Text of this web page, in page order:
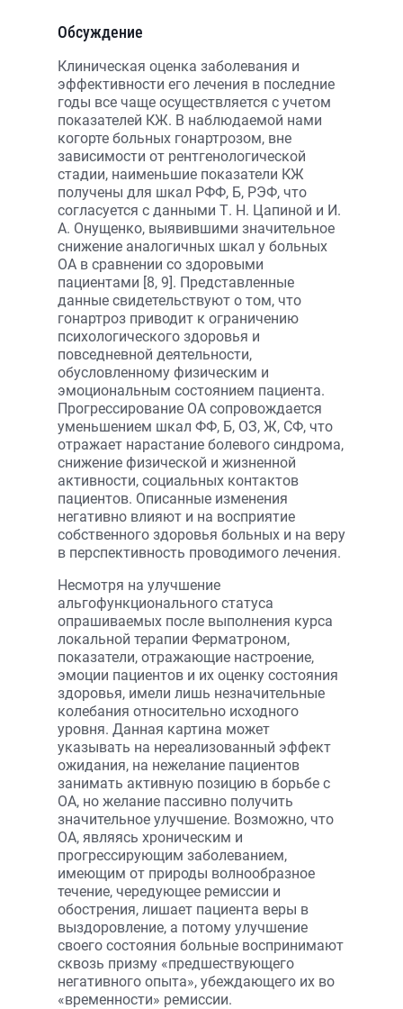
Обсуждение
Клиническая оценка заболевания и
эффективности его лечения в последние
годы все чаще осуществляется с учетом
показателей КЖ. В наблюдаемой нами
когорте больных гонартрозом, вне
зависимости от рентгенологической
стадии, наименьшие показатели КЖ
получены для шкал РФФ, Б, РЭФ, что
согласуется с данными Т. Н. Цапиной и И.
А. Онущенко, выявившими значительное
снижение аналогичных шкал у больных
ОА в сравнении со здоровыми
пациентами [8, 9]. Представленные
данные свидетельствуют о том, что
гонартроз приводит к ограничению
психологического здоровья и
повседневной деятельности,
обусловленному физическим и
эмоциональным состоянием пациента.
Прогрессирование ОА сопровождается
уменьшением шкал ФФ, Б, ОЗ, Ж, СФ, что
отражает нарастание болевого синдрома,
снижение физической и жизненной
активности, социальных контактов
пациентов. Описанные изменения
негативно влияют и на восприятие
собственного здоровья больных и на веру
в перспективность проводимого лечения.
Несмотря на улучшение
альгофункционального статуса
опрашиваемых после выполнения курса
локальной терапии Ферматроном,
показатели, отражающие настроение,
эмоции пациентов и их оценку состояния
здоровья, имели лишь незначительные
колебания относительно исходного
уровня. Данная картина может
указывать на нереализованный эффект
ожидания, на нежелание пациентов
занимать активную позицию в борьбе с
ОА, но желание пассивно получить
значительное улучшение. Возможно, что
ОА, являясь хроническим и
прогрессирующим заболеванием,
имеющим от природы волнообразное
течение, чередующее ремиссии и
обострения, лишает пациента веры в
выздоровление, а потому улучшение
своего состояния больные воспринимают
сквозь призму «предшествующего
негативного опыта», убеждающего их во
«временности» ремиссии.